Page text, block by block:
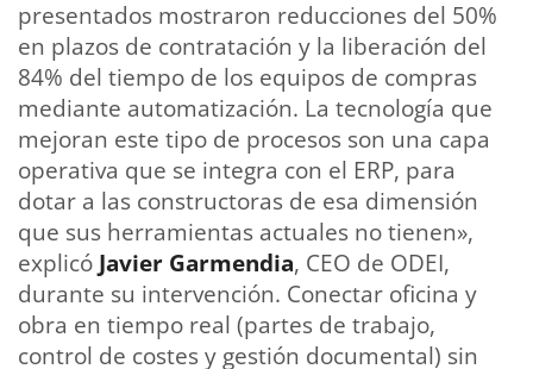
presentados mostraron reducciones del 50%
en plazos de contratación y la liberación del
84% del tiempo de los equipos de compras
mediante automatización. La tecnología que
mejoran este tipo de procesos son una capa
operativa que se integra con el ERP, para
dotar a las constructoras de esa dimensión
que sus herramientas actuales no tienen»,
explicó Javier Garmendia, CEO de ODEI,
durante su intervención. Conectar oficina y
obra en tiempo real (partes de trabajo,
control de costes y gestión documental) sin